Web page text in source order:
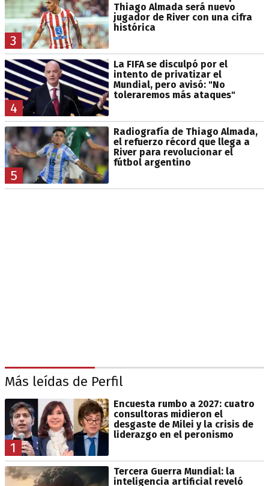
3
Thiago Almada será nuevo
jugador de River con una cifra
histórica
4
La FIFA se disculpó por el
intento de privatizar el
Mundial, pero avisó: "No
toleraremos más ataques"
5
Radiografía de Thiago Almada,
el refuerzo récord que llega a
River para revolucionar el
fútbol argentino
Más leídas de Perfil
1
Encuesta rumbo a 2027: cuatro
consultoras midieron el
desgaste de Milei y la crisis de
liderazgo en el peronismo
Tercera Guerra Mundial: la
inteligencia artificial reveló